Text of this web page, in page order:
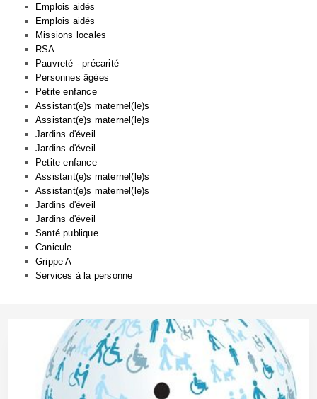
Emplois aidés
Emplois aidés
Missions locales
RSA
Pauvreté - précarité
Personnes âgées
Petite enfance
Assistant(e)s maternel(le)s
Assistant(e)s maternel(le)s
Jardins d'éveil
Jardins d'éveil
Petite enfance
Assistant(e)s maternel(le)s
Assistant(e)s maternel(le)s
Jardins d'éveil
Jardins d'éveil
Santé publique
Canicule
Grippe A
Services à la personne